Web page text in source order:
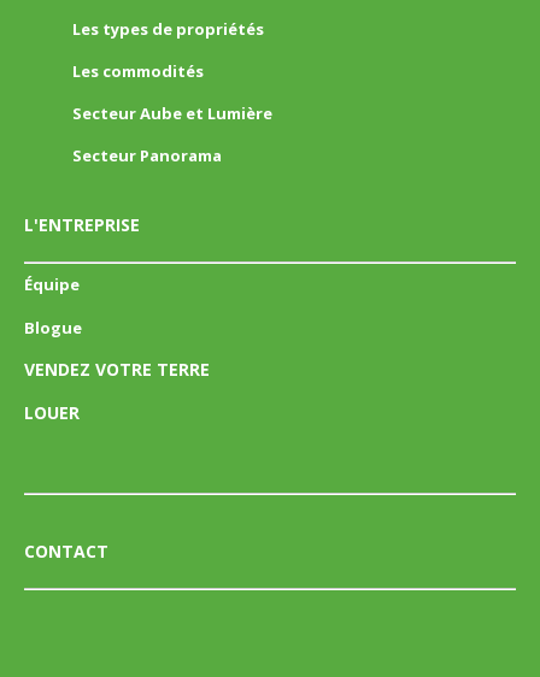
Les types de propriétés
Les commodités
Secteur Aube et Lumière
Secteur Panorama
L'ENTREPRISE
Équipe
Blogue
VENDEZ VOTRE TERRE
LOUER
CONTACT